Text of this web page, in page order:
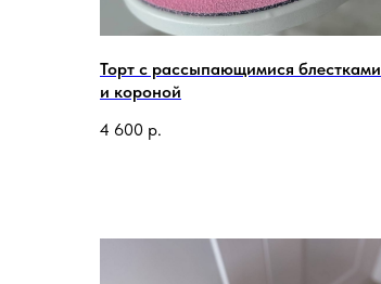
Торт c рассыпающимися блестками
и короной
4 600 р.